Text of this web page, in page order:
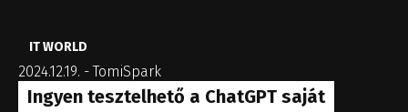
IT WORLD
2024.12.19. -TomiSpark
Ingyen tesztelhető a ChatGPT saját